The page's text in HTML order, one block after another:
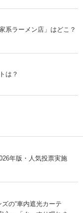
系ラーメン店」はどこ？
は？
年版・人気投票実施
の“車内遮光カーテ